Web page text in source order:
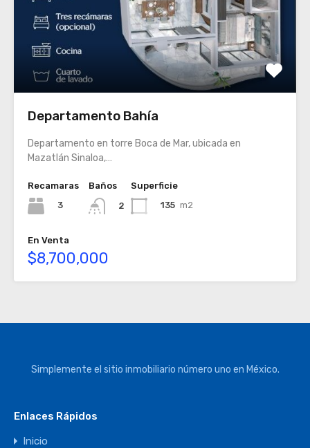
Departamento Bahía
Departamento en torre Boca de Mar, ubicada en
Mazatlán Sinaloa,…
Recamaras
3
Baños
2
Superficie
135 m2
En Venta
$8,700,000
Simplemente el sitio inmobiliario número uno en México.
Enlaces Rápidos
Inicio